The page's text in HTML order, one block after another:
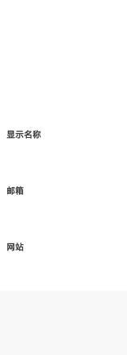
显示名称
邮箱
网站